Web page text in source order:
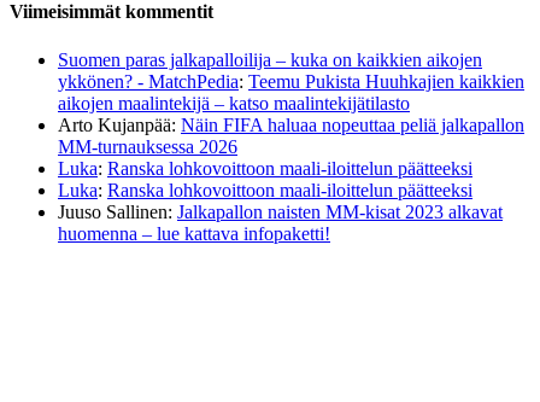
Viimeisimmät kommentit
Suomen paras jalkapalloilija – kuka on kaikkien aikojen
ykkönen? - MatchPedia: Teemu Pukista Huuhkajien kaikkien
aikojen maalintekijä – katso maalintekijätilasto
Arto Kujanpää: Näin FIFA haluaa nopeuttaa peliä jalkapallon
MM-turnauksessa 2026
Luka: Ranska lohkovoittoon maali-iloittelun päätteeksi
Luka: Ranska lohkovoittoon maali-iloittelun päätteeksi
Juuso Sallinen: Jalkapallon naisten MM-kisat 2023 alkavat
huomenna – lue kattava infopaketti!